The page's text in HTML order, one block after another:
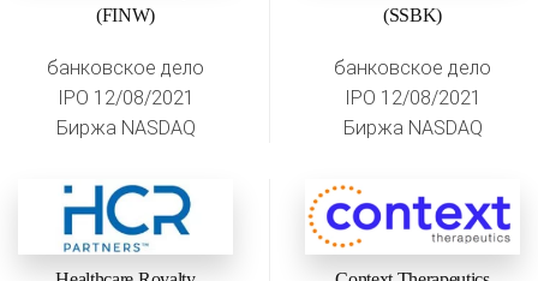
(FINW)
банковское дело
IPO 12/08/2021
Биржа NASDAQ
(SSBK)
банковское дело
IPO 12/08/2021
Биржа NASDAQ